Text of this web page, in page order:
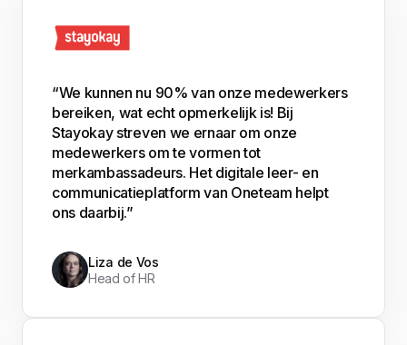
“We kunnen nu 90% van onze medewerkers
bereiken, wat echt opmerkelijk is! Bij
Stayokay streven we ernaar om onze
medewerkers om te vormen tot
merkambassadeurs. Het digitale leer- en
communicatieplatform van Oneteam helpt
ons daarbij.”
Liza de Vos
Head of HR